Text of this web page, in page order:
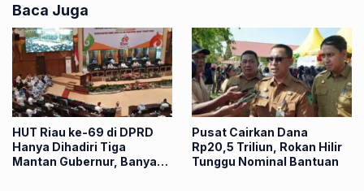
Baca Juga
HUT Riau ke-69 di DPRD
Hanya Dihadiri Tiga
Mantan Gubernur, Banyak
Pusat Cairkan Dana
Rp20,5 Triliun, Rokan Hilir
Tunggu Nominal Bantuan